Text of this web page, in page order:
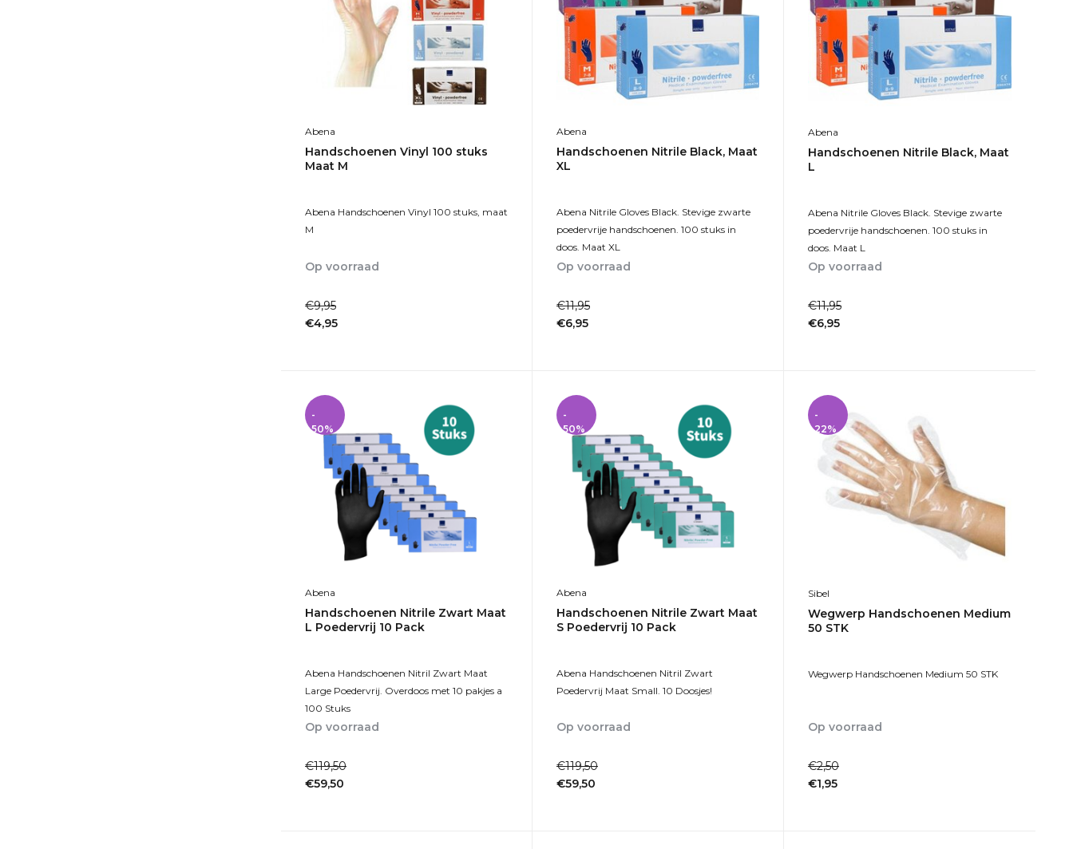
Abena
Handschoenen Vinyl 100 stuks
Maat M
Abena Handschoenen Vinyl 100 stuks, maat
M
Op voorraad
€9,95
€4,95
Abena
Handschoenen Nitrile Black, Maat
XL
Abena Nitrile Gloves Black. Stevige zwarte
poedervrije handschoenen. 100 stuks in
doos. Maat XL
Op voorraad
€11,95
€6,95
Abena
Handschoenen Nitrile Black, Maat
L
Abena Nitrile Gloves Black. Stevige zwarte
poedervrije handschoenen. 100 stuks in
doos. Maat L
Op voorraad
€11,95
€6,95
-
50%
Abena
Handschoenen Nitrile Zwart Maat
L Poedervrij 10 Pack
Abena Handschoenen Nitril Zwart Maat
Large Poedervrij. Overdoos met 10 pakjes a
100 Stuks
Op voorraad
€119,50
€59,50
-
50%
Abena
Handschoenen Nitrile Zwart Maat
S Poedervrij 10 Pack
Abena Handschoenen Nitril Zwart
Poedervrij Maat Small. 10 Doosjes!
Op voorraad
€119,50
€59,50
-
22%
Sibel
Wegwerp Handschoenen Medium
50 STK
Wegwerp Handschoenen Medium 50 STK
Op voorraad
€2,50
€1,95